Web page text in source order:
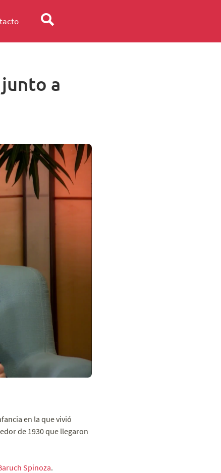
a
en la que vivió
de 1930 que llegaron
Spinoza.